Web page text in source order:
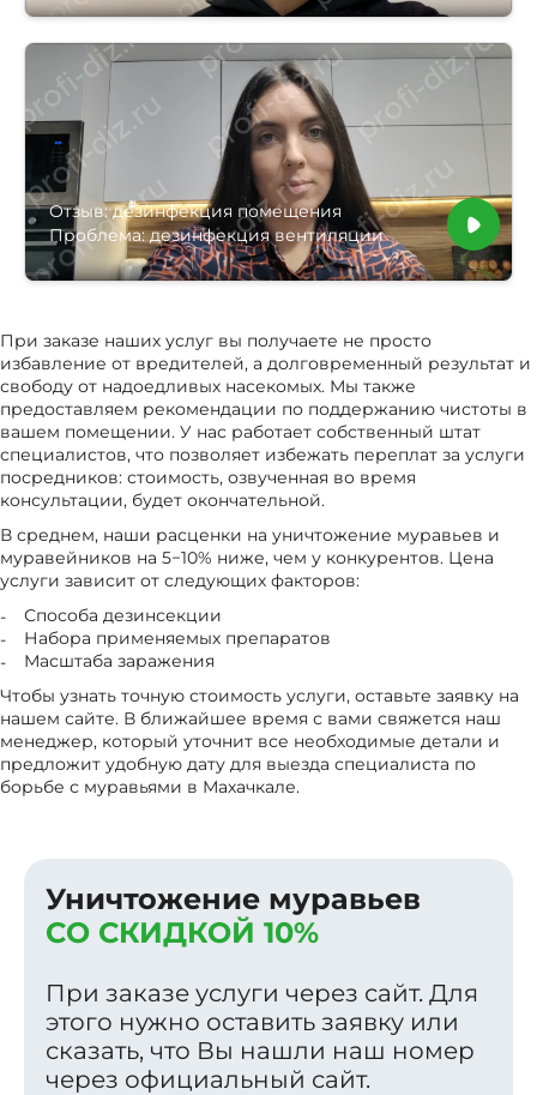
Отзыв: дезинфекция помещения
Проблема: дезинфекция вентиляции
При заказе наших услуг вы получаете не просто
избавление от вредителей, а долговременный результат и
свободу от надоедливых насекомых. Мы также
предоставляем рекомендации по поддержанию чистоты в
вашем помещении. У нас работает собственный штат
специалистов, что позволяет избежать переплат за услуги
посредников: стоимость, озвученная во время
консультации, будет окончательной.
В среднем, наши расценки на уничтожение муравьев и
муравейников на 5−10% ниже, чем у конкурентов. Цена
услуги зависит от следующих факторов:
Способа дезинсекции
Набора применяемых препаратов
Масштаба заражения
Чтобы узнать точную стоимость услуги, оставьте заявку на
нашем сайте. В ближайшее время с вами свяжется наш
менеджер, который уточнит все необходимые детали и
предложит удобную дату для выезда специалиста по
борьбе с муравьями в Махачкале.
Уничтожение муравьев
СО СКИДКОЙ 10%
При заказе услуги через сайт. Для
этого нужно оставить заявку или
сказать, что Вы нашли наш номер
через официальный сайт.